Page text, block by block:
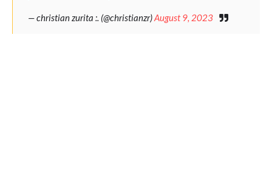
— christian zurita :. (@christianzr)August 9, 2023